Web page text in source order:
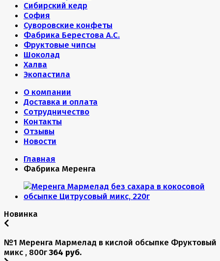
Сибирский кедр
София
Суворовские конфеты
Фабрика Берестова А.С.
Фруктовые чипсы
Шоколад
Халва
Экопастила
О компании
Доставка и оплата
Сотрудничество
Контакты
Отзывы
Новости
Главная
Фабрика Меренга
Новинка
№1 Меренга Мармелад в кислой обсыпке Фруктовый
микс , 800г364 руб.